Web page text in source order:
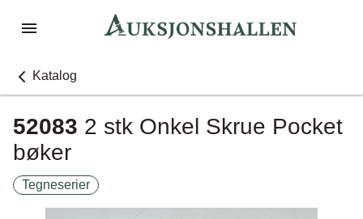
Katalog
52083 2 stk Onkel Skrue Pocket
bøker
Tegneserier